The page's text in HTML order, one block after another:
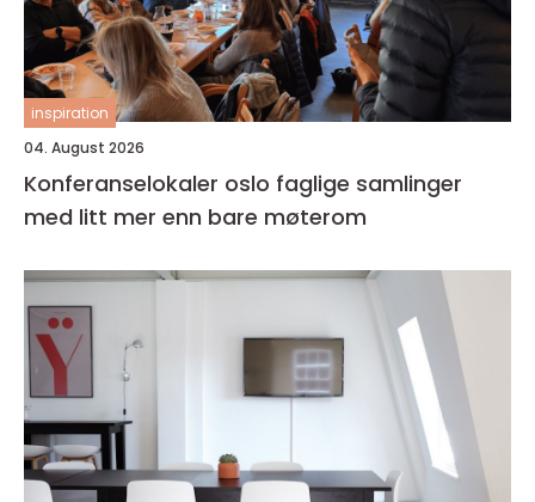
inspiration
04. August 2026
Konferanselokaler oslo faglige samlinger
med litt mer enn bare møterom